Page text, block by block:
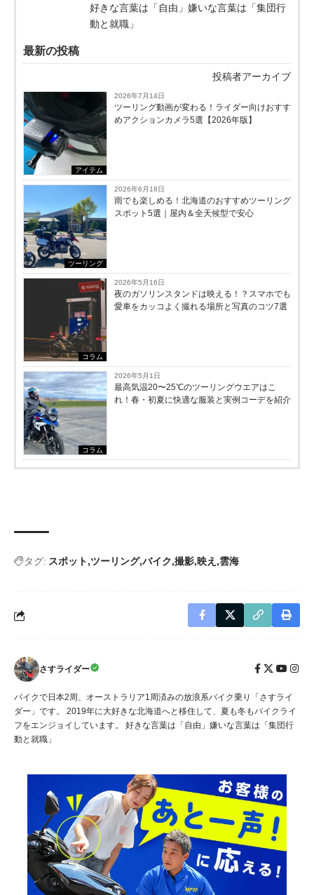
好きな言葉は「自由」嫌いな言葉は「集団行
動と就職」
最新の投稿
投稿者アーカイブ
アイテム
2026年7月14日
ツーリング動画が変わる！ライダー向けおすす
めアクションカメラ5選【2026年版】
ツーリング
2026年6月18日
雨でも楽しめる！北海道のおすすめツーリング
スポット5選｜屋内＆全天候型で安心
コラム
2026年5月16日
夜のガソリンスタンドは映える！？スマホでも
愛車をカッコよく撮れる場所と写真のコツ7選
コラム
2026年5月1日
最高気温20〜25℃のツーリングウエアはこ
れ！春・初夏に快適な服装と実例コーデを紹介
タグ: スポット ツーリング バイク 撮影 映え 雲海
さすライダー
バイクで日本2周、オーストラリア1周済みの放浪系バイク乗り「さすライ
ダー」です。 2019年に大好きな北海道へと移住して、夏も冬もバイクライ
フをエンジョイしています。 好きな言葉は「自由」嫌いな言葉は「集団行
動と就職」